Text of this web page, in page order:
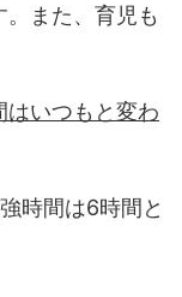
また、育児も
はいつもと変わ
時間は6時間と